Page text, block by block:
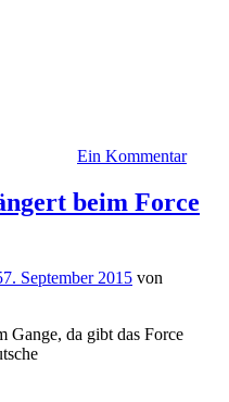
Ein Kommentar
beim Force
7. September 2015 von
Gange, da gibt das Force